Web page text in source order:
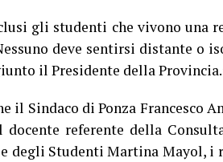
gli studenti che vivono una
deve sentirsi distante o
il Presidente della
il Sindaco di Ponza Francesco
docente referente della
degli Studenti Martina Mayol, i